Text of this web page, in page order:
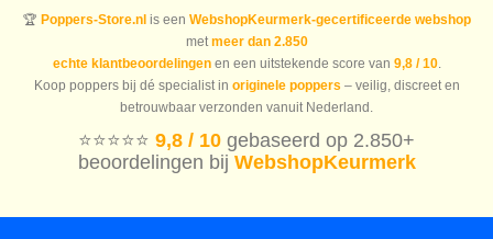
🏆 Poppers-Store.nlis een WebshopKeurmerk-gecertificeerde webshop
met meer dan 2.850
echte klantbeoordelingenen een uitstekende score van 9,8 / 10.
Koop poppers bij dé specialist in originele poppers – veilig, discreet en
betrouwbaar verzonden vanuit Nederland.
⭐️⭐️⭐️⭐️⭐️ 9,8 / 10 gebaseerd op 2.850+
beoordelingen bij WebshopKeurmerk